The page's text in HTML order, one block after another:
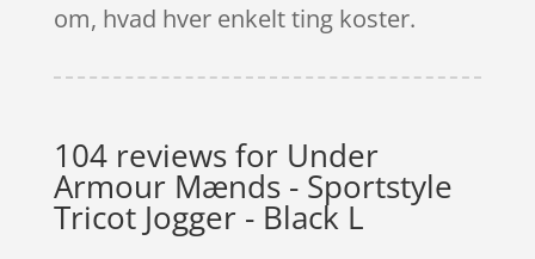
om, hvad hver enkelt ting koster.
104 reviews for Under
Armour Mænds - Sportstyle
Tricot Jogger - Black L